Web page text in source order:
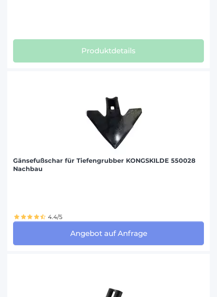
Produktdetails
Gänsefußschar für Tiefengrubber KONGSKILDE 550028
Nachbau
4.4/5
Angebot auf Anfrage